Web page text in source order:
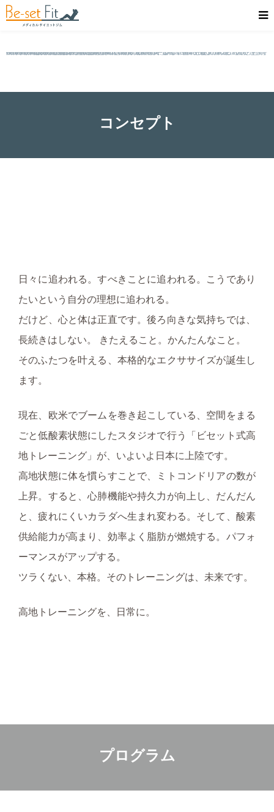
2,500ｍ級の低酸素濃度空間で軽いジョギングやバイクを使った運動を行います。「30分で2時間分の効果」という普段運動したくても時間の無い方にもオススメのトレーニングです。
" data-medium-file="http://347029.com/wp-content/uploads/2017/05/kouchi_top_mobile-240x300.jpg" data-large-file="https://i2.wp.com/347029.com/wp-content/uploads/2017/05/kouchi_top_mobile.jpg?resize=800%2C1000" data-recalc-dims="1"/>
コンセプト
日々に追われる。すべきことに追われる。こうであり
たいという自分の理想に追われる。
だけど、心と体は正直です。後ろ向きな気持ちでは、
長続きはしない。 きたえること。かんたんなこと。
そのふたつを叶える、本格的なエクササイズが誕生し
ます。
現在、欧米でブームを巻き起こしている、空間をまる
ごと低酸素状態にしたスタジオで行う「ビセット式高
地トレーニング」が、いよいよ日本に上陸です。
高地状態に体を慣らすことで、ミトコンドリアの数が
上昇。すると、心肺機能や持久力が向上し、だんだん
と、疲れにくいカラダへ生まれ変わる。そして、酸素
供給能力が高まり、効率よく脂肪が燃焼する。パフォ
ーマンスがアップする。
ツラくない、本格。そのトレーニングは、未来です。
高地トレーニングを、日常に。
プログラム